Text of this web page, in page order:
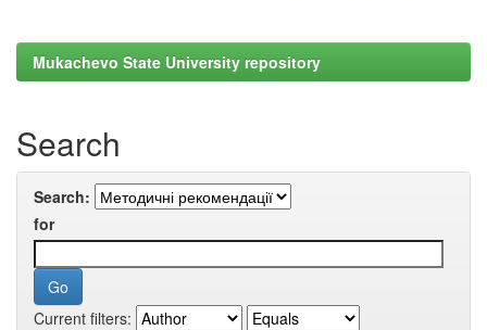
Mukachevo State University repository
Search
Search:
for
Current filters: